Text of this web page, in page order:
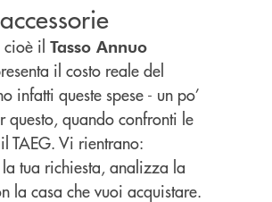
cioè il Tasso Annuo
il costo reale del
infatti queste spese - un po’
questo, quando confronti le
TAEG. Vi rientrano:
tua richiesta, analizza la
la casa che vuoi acquistare.